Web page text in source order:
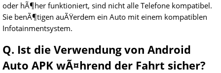
oder hÃ¶her funktioniert, sind nicht alle Telefone kompatibel.
Sie benÃ¶tigen auÃŸerdem ein Auto mit einem kompatiblen
Infotainmentsystem.
Q. Ist die Verwendung von Android
Auto APK wÃ¤hrend der Fahrt sicher?